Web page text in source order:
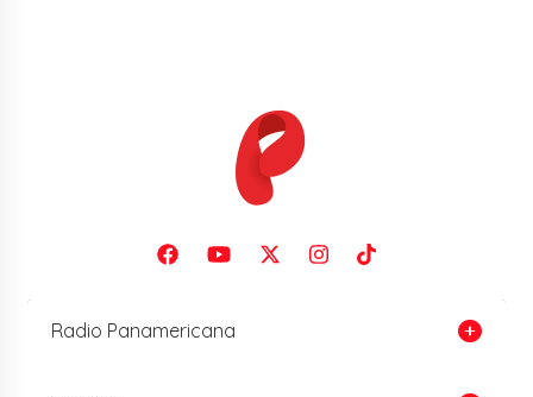
Radio Panamericana